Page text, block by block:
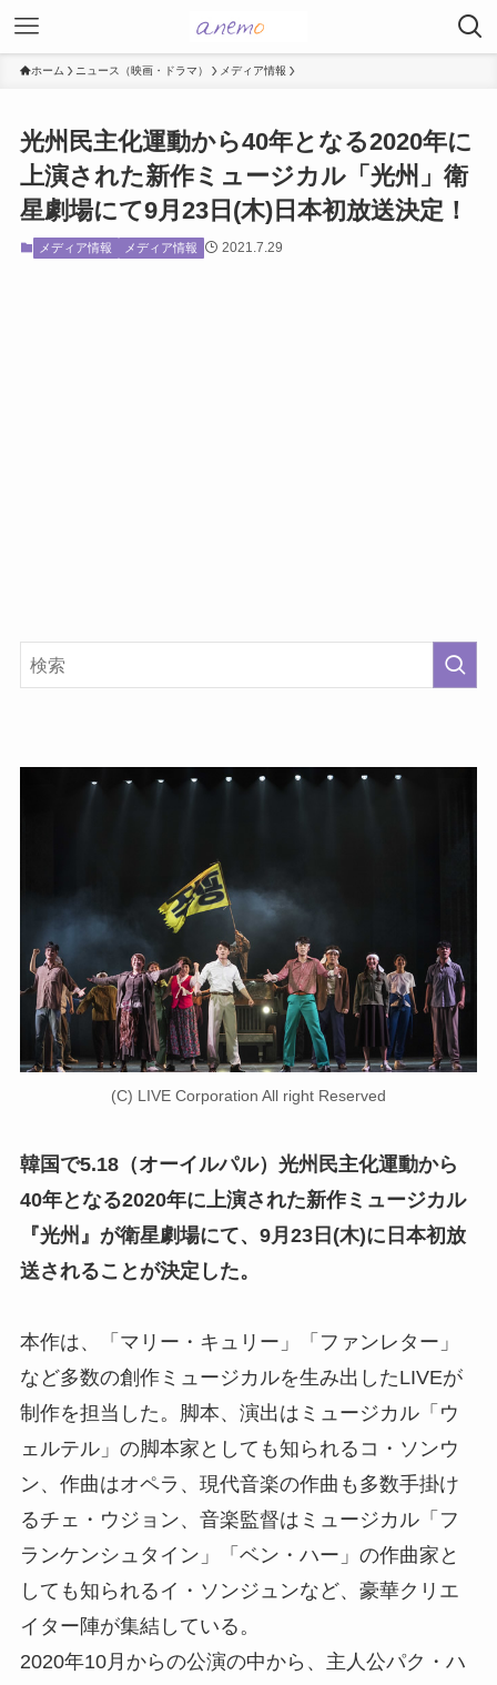
ホーム ニュース（映画・ドラマ） メディア情報
光州民主化運動から40年となる2020年に
上演された新作ミュージカル「光州」衛
星劇場にて9月23日(木)日本初放送決定！
メディア情報 メディア情報 2021.7.29
(C) LIVE Corporation All right Reserved
韓国で5.18（オーイルパル）光州民主化運動から
40年となる2020年に上演された新作ミュージカル
『光州』が衛星劇場にて、9月23日(木)に日本初放
送されることが決定した。
本作は、「マリー・キュリー」「ファンレター」
など多数の創作ミュージカルを生み出したLIVEが
制作を担当した。脚本、演出はミュージカル「ウ
ェルテル」の脚本家としても知られるコ・ソンウ
ン、作曲はオペラ、現代音楽の作曲も多数手掛け
るチェ・ウジョン、音楽監督はミュージカル「フ
ランケンシュタイン」「ベン・ハー」の作曲家と
しても知られるイ・ソンジュンなど、豪華クリエ
イター陣が集結している。
2020年10月からの公演の中から、主人公パク・ハ